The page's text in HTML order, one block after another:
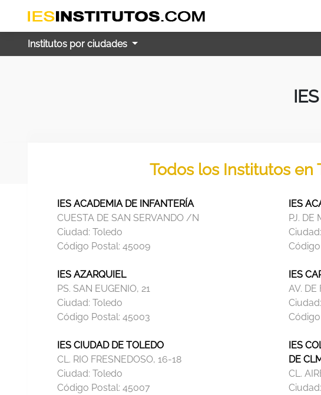
Institutos por ciudades
Todos los Institutos en
IES ACADEMIA DE INFANTERÍA
CUESTA DE SAN SERVANDO /N
Ciudad: Toledo
Código Postal: 45009
IES
PJ. DE
IES AZARQUIEL
PS. SAN EUGENIO, 21
Ciudad: Toledo
Código Postal: 45003
IES
AV. DE
IES CIUDAD DE TOLEDO
CL. RIO FRESNEDOSO, 16-18
Ciudad: Toledo
Código Postal: 45007
IES
DE
CL.